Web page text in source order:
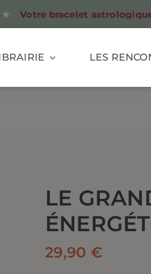
bracelet astrologique
LES
LE
29,90€